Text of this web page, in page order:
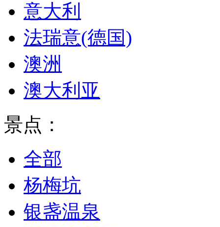
意大利
法瑞意(德国)
澳洲
澳大利亚
景点：
全部
杨梅坑
银盏温泉